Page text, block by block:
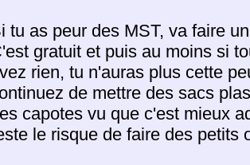
tu as peur des MST, va faire
gratuit et puis au moins si
rien, tu n'auras plus cette
de mettre des sacs
capotes vu que c'est mieux
le risque de faire des petits